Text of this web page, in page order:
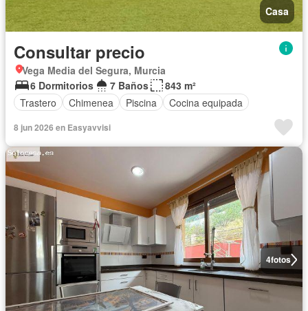
Casa
Consultar precio
Vega Media del Segura, Murcia
6 Dormitorios
7 Baños
843 m²
Trastero
Chimenea Piscina Cocina equipada
8 jun 2026 en Easyavvisi
4fotos